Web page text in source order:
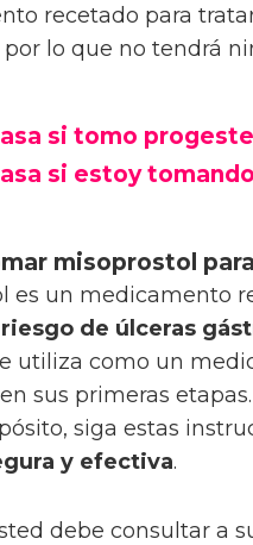
recetado para
lo que no tendrá
si tomo
si estoy
misoprostol
es un medicamento
de úlceras
utiliza como un
sus primeras
siga estas
y efectiva.
debe consultar a